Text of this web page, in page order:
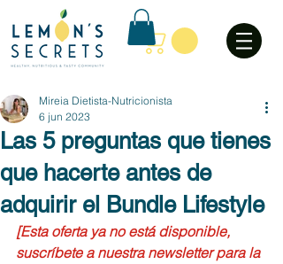
Las 5 preguntas que tienes
que hacerte antes de
adquirir el Bundle Lifestyle
Mireia Dietista-Nutricionista
6 jun 2023
[Esta oferta ya no está disponible,
suscríbete a nuestra newsletter para la